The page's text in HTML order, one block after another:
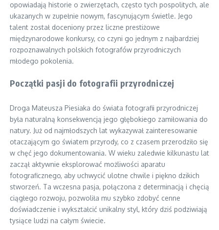
opowiadają historie o zwierzętach, często tych pospolitych, ale
ukazanych w zupełnie nowym, fascynującym świetle. Jego
talent został doceniony przez liczne prestiżowe
międzynarodowe konkursy, co czyni go jednym z najbardziej
rozpoznawalnych polskich fotografów przyrodniczych
młodego pokolenia.
Początki pasji do fotografii przyrodniczej
Droga Mateusza Piesiaka do świata fotografii przyrodniczej
była naturalną konsekwencją jego głębokiego zamiłowania do
natury. Już od najmłodszych lat wykazywał zainteresowanie
otaczającym go światem przyrody, co z czasem przerodziło się
w chęć jego dokumentowania. W wieku zaledwie kilkunastu lat
zaczął aktywnie eksplorować możliwości aparatu
fotograficznego, aby uchwycić ulotne chwile i piękno dzikich
stworzeń. Ta wczesna pasja, połączona z determinacją i chęcią
ciągłego rozwoju, pozwoliła mu szybko zdobyć cenne
doświadczenie i wykształcić unikalny styl, który dziś podziwiają
tysiące ludzi na całym świecie.